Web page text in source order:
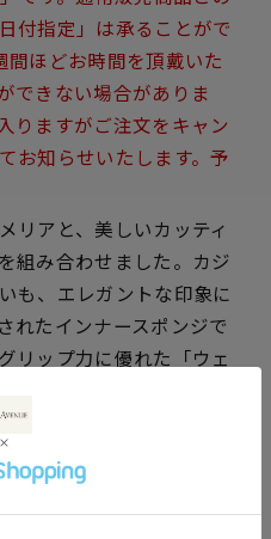
に発送
に発送
付指定」は承ることがで
ほどお時間を頂戴いた
できない場合がありま
りますがご注文をキャン
お知らせいたします。予
リアと、美しいカッティ
組み合わせました。カジ
も、エレガントな印象に
れたインナースポンジで
リップ力に優れた「ウェ
、ベージュ：牛革キッ